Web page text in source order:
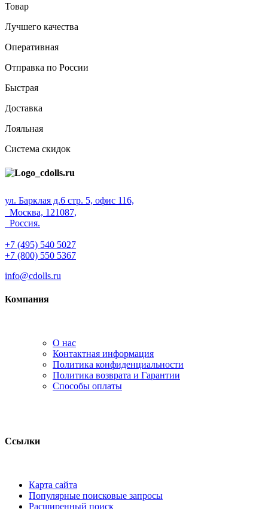
Товар
Лучшего качества
Оперативная
Отправка по России
Быстрая
Доставка
Лояльная
Система скидок
ул. Барклая д.6 стр. 5, офис 116,
Москва, 121087,
Россия.
+7 (495) 540 5027
+7 (800) 550 5367
info@cdolls.ru
Компания
О нас
Контактная информация
Политика конфиденциальности
Политика возврата и Гарантии
Способы оплаты
Ссылки
Карта сайта
Популярные поисковые запросы
Расширенный поиск